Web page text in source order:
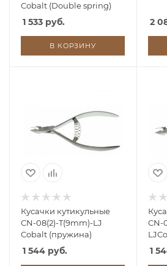
Cobalt (Double spring)
1 533 руб.
В КОРЗИНУ
2
Кусачки кутикульные
CN-08(2)-T(9mm)-LJ
Cobalt (пружина)
1 544 руб.
CN-
1